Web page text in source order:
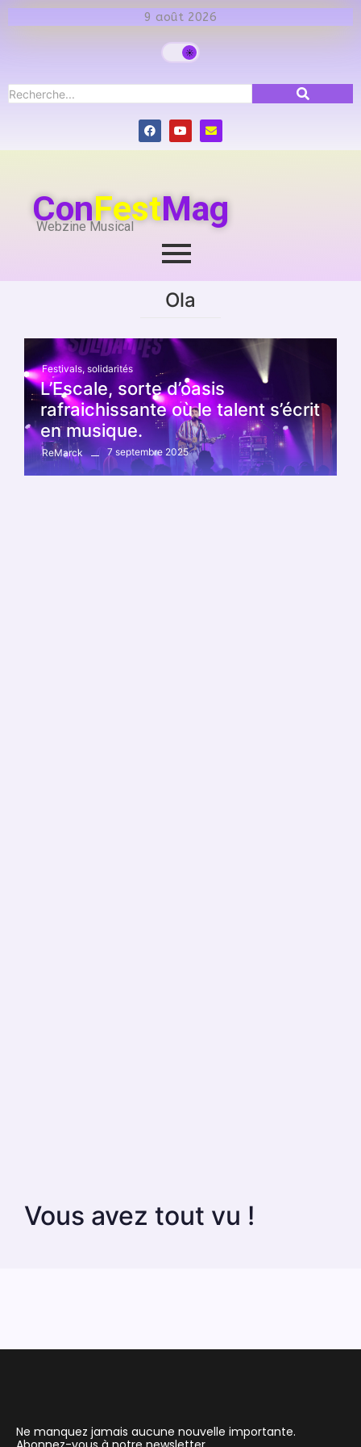
9 août 2026
ConFestMag
Webzine Musical
Ola
Festivals, solidarités
L’Escale, sorte d’oasis
rafraichissante où le talent s’écrit
en musique.
ReMarck 7 septembre 2025
Vous avez tout vu !
Ne manquez jamais aucune nouvelle importante.